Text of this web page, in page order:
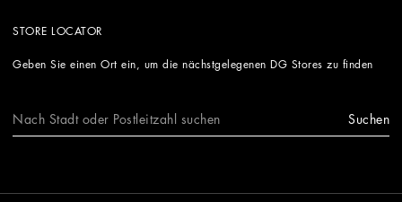
STORE LOCATOR
Geben Sie einen Ort ein, um die nächstgelegenen DG Stores zu finden
Suchen